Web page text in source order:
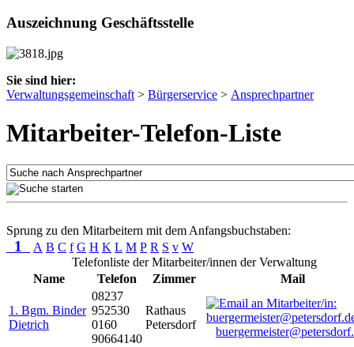
Auszeichnung Geschäftsstelle
Sie sind hier:
Verwaltungsgemeinschaft > Bürgerservice > Ansprechpartner
Mitarbeiter-Telefon-Liste
Sprung zu den Mitarbeitern mit dem Anfangsbuchstaben:
1 A B C f G H K L M P R S v W
Telefonliste der Mitarbeiter/innen der Verwaltung
Name
Telefon Zimmer Mail
1. Bgm. Binder
Dietrich
08237
952530
0160
90664140
Rathaus
Petersdorf